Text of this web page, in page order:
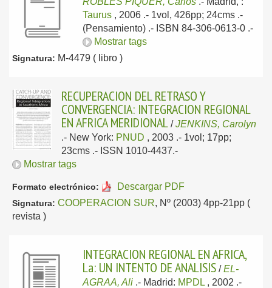
Taurus , 2006 .- 1vol, 426pp; 24cms .-
(Pensamiento) .- ISBN 84-306-0613-0 .-
Mostrar tags
Signatura: M-4479 ( libro )
RECUPERACION DEL RETRASO Y
CONVERGENCIA: INTEGRACION REGIONAL
EN AFRICA MERIDIONAL /JENKINS, Carolyn
.- New York: PNUD , 2003 .- 1vol; 17pp;
23cms .- ISSN 1010-4437.-
Mostrar tags
Formato electrónico: Descargar PDF
Signatura: COOPERACION SUR, Nº (2003) 4pp-21pp (
revista )
INTEGRACION REGIONAL EN AFRICA,
La: UN INTENTO DE ANALISIS /EL-
AGRAA, Ali .- Madrid: MPDL , 2002 .-